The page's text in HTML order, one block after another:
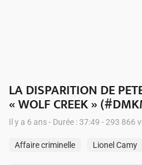
LA DISPARITION DE
« WOLF CREEK »
Il y a 6 ans - Durée : 37:49 - 293 866
Affaire criminelle Lionel Camy